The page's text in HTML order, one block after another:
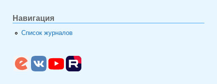
Навигация
Список журналов